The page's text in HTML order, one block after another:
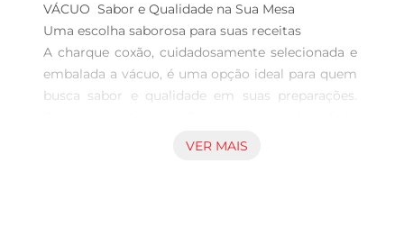
VÁCUO  Sabor e Qualidade na Sua Mesa
Uma escolha saborosa para suas receitas
A charque coxão, cuidadosamente selecionada e
embalada a vácuo, é uma opção ideal para quem
busca sabor e qualidade em suas preparações.
para pratos tradicionais, como feijoadas e
VER MAIS